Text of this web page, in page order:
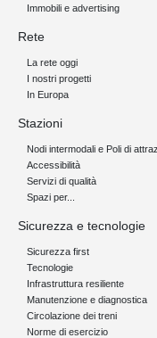
Immobili e advertising
Rete
La rete oggi
I nostri progetti
In Europa
Stazioni
Nodi intermodali e Poli di
Accessibilità
Servizi di qualità
Spazi per...
Sicurezza e tecnologie
Sicurezza first
Tecnologie
Infrastruttura resiliente
Manutenzione e diagnostica
Circolazione dei treni
Norme di esercizio